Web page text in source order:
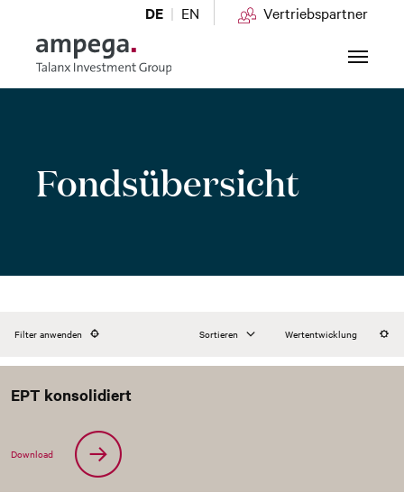
DE EN
Vertriebspartner
Zum Hauptinhalt springen
Fondsübersicht
Filter anwenden Sortieren Wertentwicklung
EPT konsolidiert
Download